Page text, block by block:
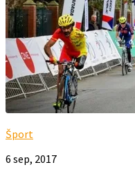
Šport
6 sep, 2017